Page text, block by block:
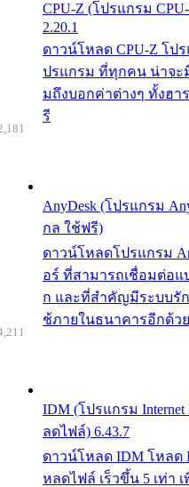
CPU-Z (โปรแกรม
2.20.1
ดาวน์โหลด CPU-Z โป
ปรแกรม ที่ทุกคน น่าจะ
มถึงบอกค่าต่างๆ ทั้งฮา
รี
AnyDesk (โปรแกรม
กล ใช้ฟรี)
ดาวน์โหลดโปรแกรม
อร์ ที่สามารถเชื่อมต่อแ
ก และที่สำคัญมีระบบรั
ช้ภายในธนาคารอีกด้วย
IDM (โปรแกรม Internet
ลดไฟล์) 6.43.7
ดาวน์โหลด IDM โหลด
หลดไฟล์ เร็วขึ้น 5 เท่า